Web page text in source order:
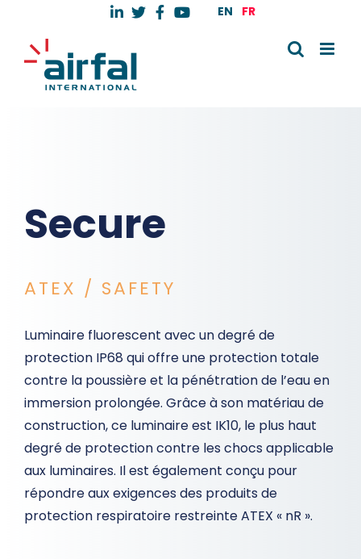
content
EN FR
Secure
ATEX / SAFETY
Luminaire fluorescent avec un degré de
protection IP68 qui offre une protection totale
contre la poussière et la pénétration de l’eau en
immersion prolongée. Grâce à son matériau de
construction, ce luminaire est IK10, le plus haut
degré de protection contre les chocs applicable
aux luminaires. Il est également conçu pour
répondre aux exigences des produits de
protection respiratoire restreinte ATEX « nR ».